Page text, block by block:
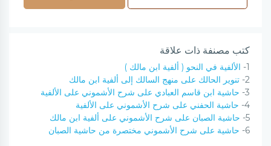
كتب مصنفة ذات علاقة
1- الألفية في النحو ( ألفية ابن مالك )
2- تنوير الحالك على منهج السالك إلى ألفية ابن مالك
3- حاشية ابن قاسم العبادي على شرح الأشموني على الألفية
4- حاشية الحفني على شرح الأشموني على الألفية
5- حاشية الصبان على شرح الأشموني على ألفية ابن مالك
6-
حاشية على شرح الأشموني مختصرة من حاشية الصبان